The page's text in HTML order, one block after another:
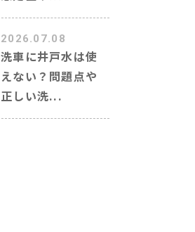
2026.07.08
洗車に井戸水は使
えない？問題点や
正しい洗...